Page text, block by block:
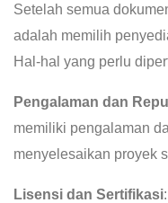
Setelah semua
adalah memilih
Hal-hal yang perlu
Pengalaman dan
memiliki pengalaman
menyelesaikan proyek
Lisensi dan Sertifikasi